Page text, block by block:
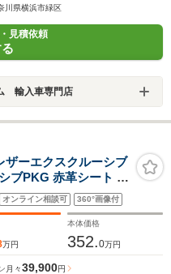
川県横浜市緑区
見積依頼
輸入車専門店
ーエクスクルーシブ
ブPKG 赤革シート サ
ACC LKA BSM
プレイ シートヒータ
チスポークアルミ ド
オンライン相談可 360°画像付
万円
本体価格
352.0万円
月々39,900円